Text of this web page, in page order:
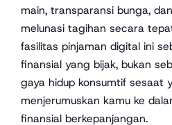
main, transparansi bunga,
melunasi tagihan secara
fasilitas pinjaman digital ini
finansial yang bijak, bukan
gaya hidup konsumtif sesaat
menjerumuskan kamu ke
finansial berkepanjangan.